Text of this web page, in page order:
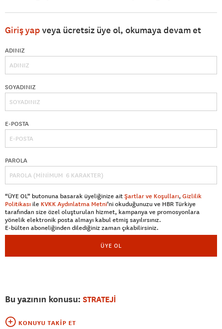
Giriş yap veya ücretsiz üye ol, okumaya devam et
ADINIZ
SOYADINIZ
E-POSTA
PAROLA
“ÜYE OL” butonuna basarak üyeliğinize aitŞartlar ve Koşulları, Gizlilik
Politikası ile KVKK Aydınlatma Metni’ni okuduğunuzu ve HBR Türkiye
tarafından size özel oluşturulan hizmet, kampanya ve promosyonlara
yönelik elektronik posta almayı kabul etmiş sayılırsınız.
E-bülten aboneliğinden dilediğiniz zaman çıkabilirsiniz.
ÜYE OL
Bu yazının konusu: STRATEJİ
KONUYU TAKIP ET